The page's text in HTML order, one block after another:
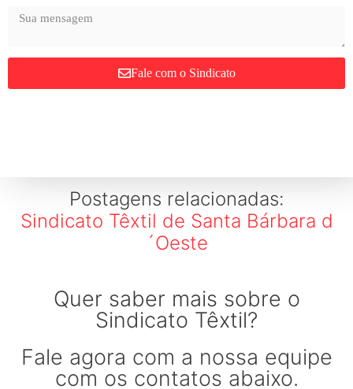
Fale com o Sindicato
Postagens relacionadas:
Sindicato Têxtil de Santa Bárbara d
´Oeste
Quer saber mais sobre o
Sindicato Têxtil?
Fale agora com a nossa equipe
com os contatos abaixo.